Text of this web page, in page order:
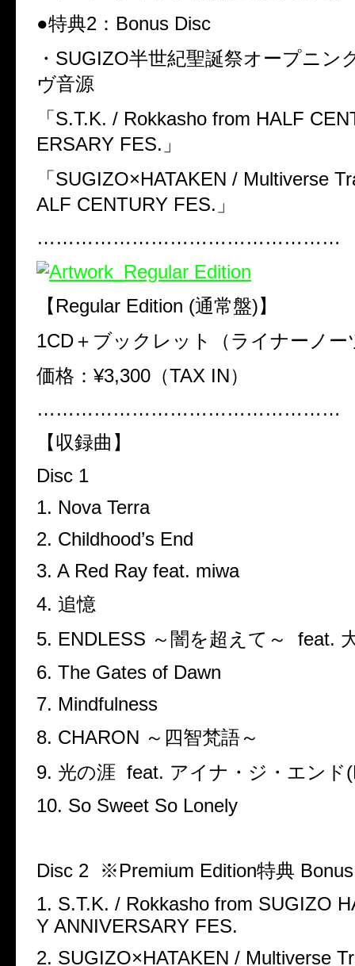
●特典2：Bonus Disc
・SUGIZO半世紀聖誕祭オープニン
ヴ音源
「S.T.K. / Rokkasho from HALF
ERSARY FES.」
「SUGIZO×HATAKEN / Multiverse
ALF CENTURY FES.」
…………………………………………
【Regular Edition (通常盤)】
1CD＋ブックレット（ライナーノー
価格：¥3,300（TAX IN）
…………………………………………
【収録曲】
Disc 1
1. Nova Terra
2. Childhood’s End
3. A Red Ray feat. miwa
4. 追憶
5. ENDLESS ～闇を超えて～
feat.
6. The Gates of Dawn
7. Mindfulness
8. CHARON ～四智梵語～
9. 光の涯 feat. アイナ・ジ・エンド
10. So Sweet So Lonely
Disc 2
※Premium Edition特典
1. S.T.K. / Rokkasho from SUGIZO
Y ANNIVERSARY FES.
2. SUGIZO×HATAKEN / Multiverse